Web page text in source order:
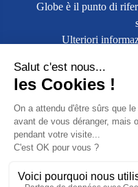
Globe è il punto di
Ulteriori